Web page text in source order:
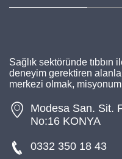
Sağlık sektöründe tıbbın
deneyim gerektiren
merkezi olmak,
Modesa San. Sit.
No:16 KONYA
0332 350 18 43